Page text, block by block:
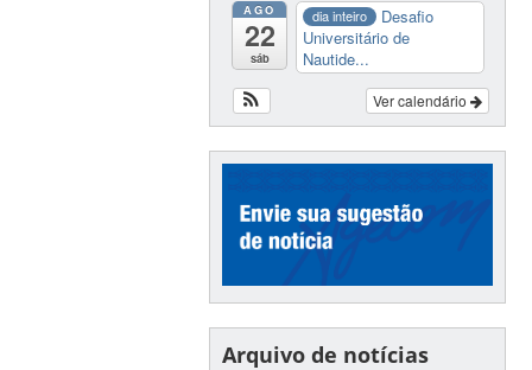
AGO
22
sáb
dia inteiro
Desafio
Universitário de
Nautide...
Ver calendário
Arquivo de notícias